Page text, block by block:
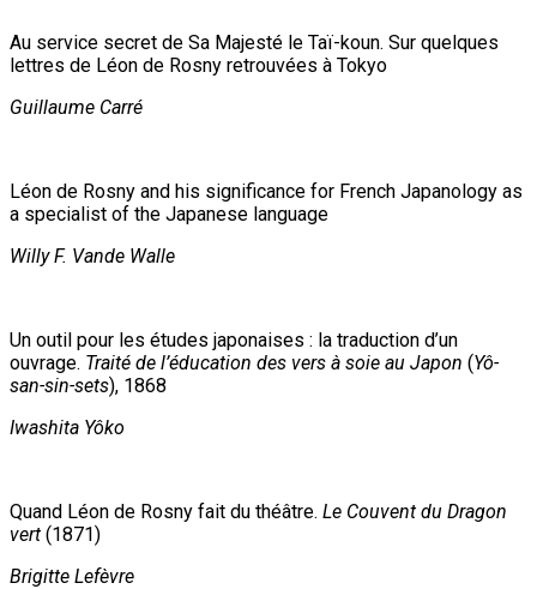
Au service secret de Sa Majesté le Taï-koun. Sur quelques
lettres de Léon de Rosny retrouvées à Tokyo
Guillaume Carré
Léon de Rosny and his significance for French Japanology as
a specialist of the Japanese language
Willy F. Vande Walle
Un outil pour les études japonaises : la traduction d’un
ouvrage. Traité de l’éducation des vers à soie au Japon (Yô-
san-sin-sets), 1868
Iwashita Yôko
Quand Léon de Rosny fait du théâtre. Le Couvent du Dragon
vert (1871)
Brigitte Lefèvre